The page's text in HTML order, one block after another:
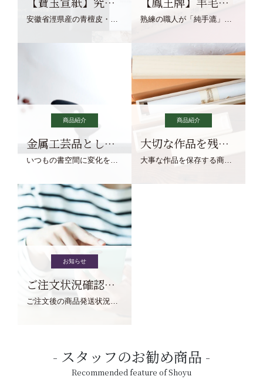
安徽省涇県産の青檀皮・砂田稲藁・清らかな渓流水、熟練手漉き職人の卓越した手漉技術による最高級の純宣紙です。 熟練の職人が「純手漉」で漉きあげる書画紙。宣紙を好まれるお客様向けの棉料単宣に漉きあげました。
商品紹介
金属工芸品としての文鎮
いつもの書空間に変化を与えてくれる、見ているだけで愉しくなる金属工芸品の文鎮をご紹介します。
商品紹介
大切な作品を残す作品保存商品
大事な作品を保存する商品を取りまとめてご紹介ます。
お知らせ
ご注文状況確認について
ご注文後の商品発送状況については、こちらからご確認くださいませ。
スタッフのお勧め商品
Recommended feature of Shoyu